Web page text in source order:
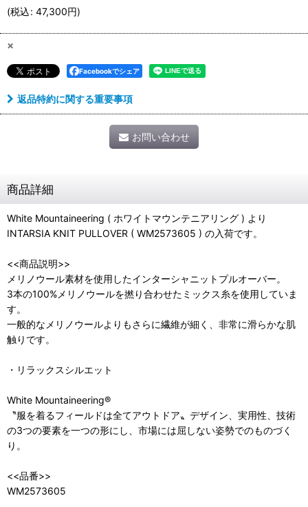
(税込: 47,300円)
×
Facebookでシェア
返品特約に関する重要事項
お問い合わせ
商品詳細
White Mountaineering ( ホワイトマウンテニアリング ) より
INTARSIA KNIT PULLOVER ( WM2573605 ) の入荷です。
<<商品説明>>
メリノウール素材を使用したインターシャニットプルオーバー。
3本の100%メリノウールを撚り合わせたミックス糸を使用していま
す。
一般的なメリノウールよりもさらに繊維が細く、非常に滑らかな肌
触りです。
・リラックスシルエット
White Mountaineering®︎
〝服を着るフィールドは全てアウトドア〟デザイン、実用性、技術
の3つの要素を一つの形にし、市場には屈しない姿勢でのものづく
り。
<<品番>>
WM2573605